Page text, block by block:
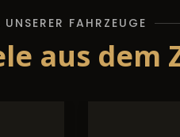
FAHRZEUGE
aus dem